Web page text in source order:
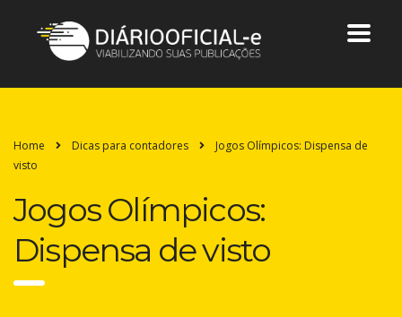
Home Dicas para contadores
Jogos Olímpicos: Dispensa de
visto
Jogos Olímpicos:
Dispensa de visto